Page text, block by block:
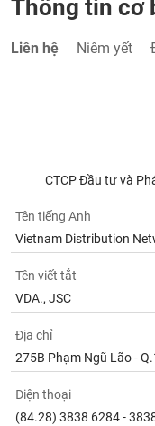
Thông tin cơ
Liên hệ Niêm yết
CTCP Đầu tư và
Tên tiếng Anh
Vietnam Distribution
Tên viết tắt
VDA., JSC
Địa chỉ
275B Phạm Ngũ Lão -
Điện thoại
(84.28) 3838 6284 -
VỤ
THÔNG
BẤT
SẢN
Mã
chứng
khoán
(-)
Tất cả